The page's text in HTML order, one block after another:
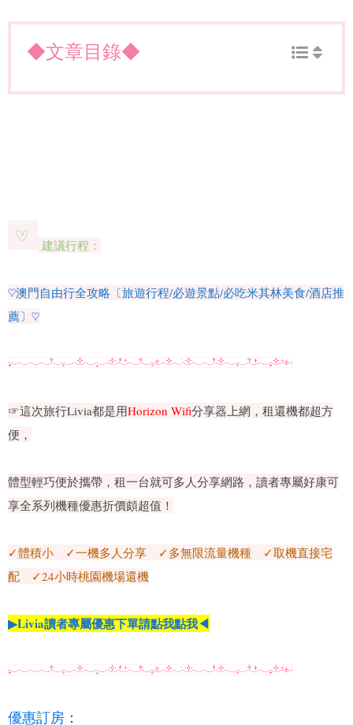
◆文章目錄◆
建議行程：
♡澳門自由行全攻略〔旅遊行程/必遊景點/必吃米其林美食/酒店推
薦〕♡
☞這次旅行Livia都是用Horizon Wifi分享器上網，租還機都超方
便，
體型輕巧便於攜帶，租一台就可多人分享網路，讀者專屬好康可
享全系列機種優惠折價頗超值！
✓體積小 ✓一機多人分享 ✓多無限流量機種 ✓取機直接宅
配 ✓24小時桃園機場還機
▶Livia讀者專屬優惠下單請點我點我◀
優惠訂房 ：